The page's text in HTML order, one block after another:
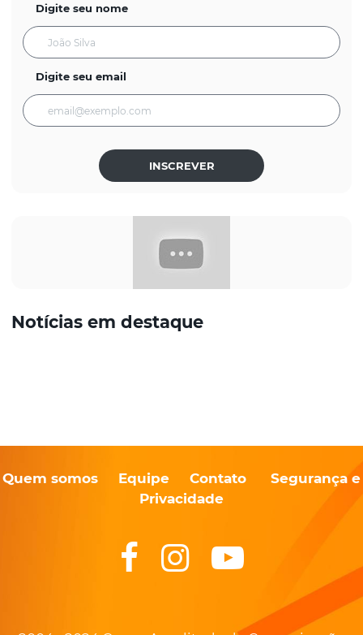
Digite seu nome
Digite seu email
INSCREVER
Notícias em destaque
Quem somos Equipe Contato
Segurança e
Privacidade